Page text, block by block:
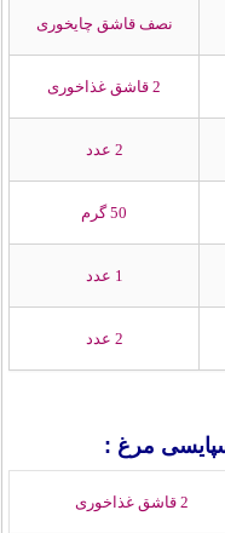
نصف قاشق چایخوری
2 قاشق غذاخوری
2 عدد
50 گرم
1 عدد
2 عدد
مرغ :